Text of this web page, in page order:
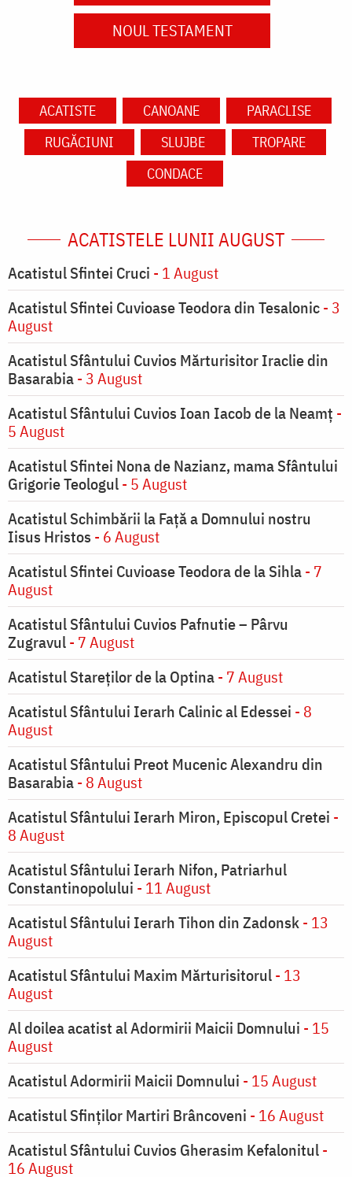
NOUL TESTAMENT
ACATISTE CANOANE
PARACLISE
RUGĂCIUNI
SLUJBE
TROPARE
CONDACE
ACATISTELE LUNII AUGUST
Acatistul Sfintei Cruci - 1 August
Acatistul Sfintei Cuvioase Teodora din Tesalonic- 3
August
Acatistul Sfântului Cuvios Mărturisitor Iraclie din
Basarabia- 3 August
Acatistul Sfântului Cuvios Ioan Iacob de la Neamț -
5 August
Acatistul Sfintei Nona de Nazianz, mama Sfântului
Grigorie Teologul- 5 August
Acatistul Schimbării la Faţă a Domnului nostru
Iisus Hristos - 6 August
Acatistul Sfintei Cuvioase Teodora de la Sihla- 7
August
Acatistul Sfântului Cuvios Pafnutie – Pârvu
Zugravul- 7 August
Acatistul Stareţilor de la Optina- 7 August
Acatistul Sfântului Ierarh Calinic al Edessei - 8
August
Acatistul Sfântului Preot Mucenic Alexandru din
Basarabia- 8 August
Acatistul Sfântului Ierarh Miron, Episcopul Cretei -
8 August
Acatistul Sfântului Ierarh Nifon, Patriarhul
Constantinopolului - 11 August
Acatistul Sfântului Ierarh Tihon din Zadonsk- 13
August
Acatistul Sfântului Maxim Mărturisitorul- 13
August
Al doilea acatist al Adormirii Maicii Domnului - 15
August
Acatistul Adormirii Maicii Domnului - 15 August
Acatistul Sfinților Martiri Brâncoveni - 16 August
Acatistul Sfântului Cuvios Gherasim Kefalonitul-
16 August